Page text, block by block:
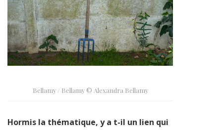
Bellamy / Bellamy © Alexandra Bellamy
Hormis la thématique, y a t-il un lien qui